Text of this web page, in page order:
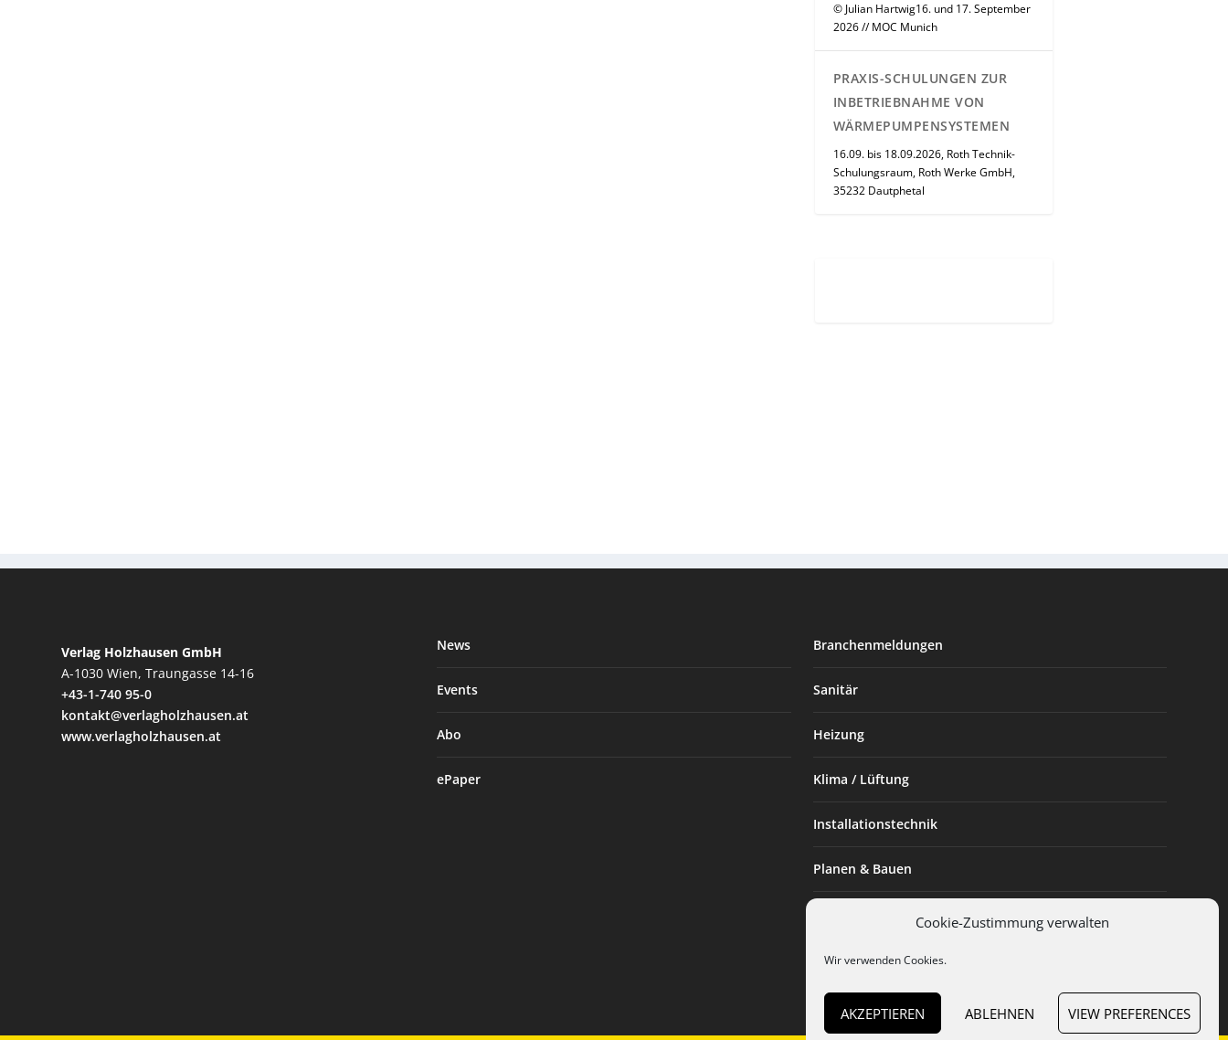
Cookie-Zustimmung verwalten
Wir verwenden Cookies.
AKZEPTIEREN ABLEHNEN VIEW PREFERENCES
© Julian Hartwig16. und 17. September
2026 // MOC Munich
PRAXIS-SCHULUNGEN ZUR
INBETRIEBNAHME VON
WÄRMEPUMPENSYSTEMEN
16.09. bis 18.09.2026, Roth Technik-
Schulungsraum, Roth Werke GmbH,
35232 Dautphetal
Verlag Holzhausen GmbH
A-1030 Wien, Traungasse 14-16
+43-1-740 95-0
kontakt@verlagholzhausen.at
www.verlagholzhausen.at
News
Events
Abo
ePaper
Branchenmeldungen
Sanitär
Heizung
Klima / Lüftung
Installationstechnik
Planen & Bauen
Installateur des Monats